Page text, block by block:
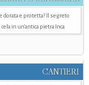
dorata e protetta? Il segreto
cela in un’antica pietra Inca
CANTIERI